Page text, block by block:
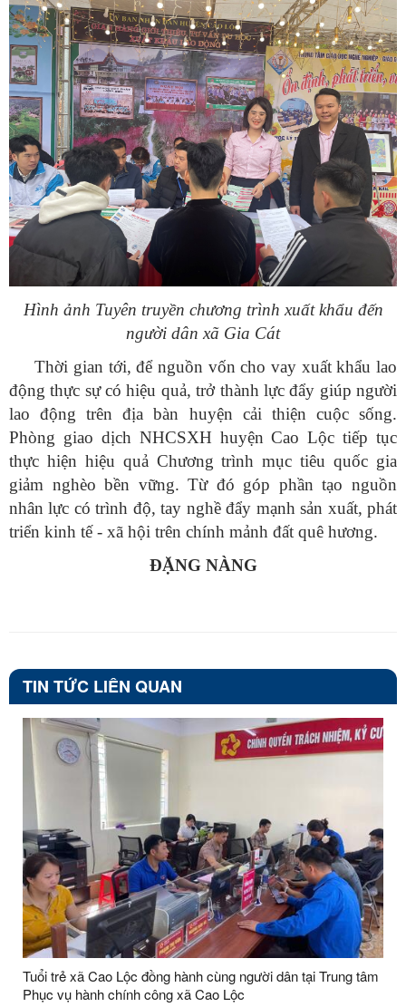
Hình ảnh Tuyên truyền chương trình xuất khẩu đến
người dân xã Gia Cát
Thời gian tới, để nguồn vốn cho vay xuất khẩu lao
động thực sự có hiệu quả, trở thành lực đẩy giúp người
lao động trên địa bàn huyện cải thiện cuộc sống.
Phòng giao dịch NHCSXH huyện Cao Lộc tiếp tục
thực hiện hiệu quả Chương trình mục tiêu quốc gia
giảm nghèo bền vững. Từ đó góp phần tạo nguồn
nhân lực có trình độ, tay nghề đẩy mạnh sản xuất, phát
triển kinh tế - xã hội trên chính mảnh đất quê hương.
ĐẶNG NÀNG
TIN TỨC LIÊN QUAN
Tuổi trẻ xã Cao Lộc đồng hành cùng người dân tại Trung tâm
Phục vụ hành chính công xã Cao Lộc